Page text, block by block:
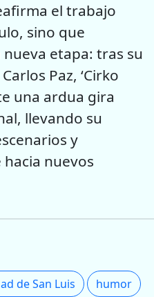
el trabajo
sino que
etapa: tras su
Paz, ‘Cirko
una ardua gira
llevando su
y
nuevos
de San Luis humor